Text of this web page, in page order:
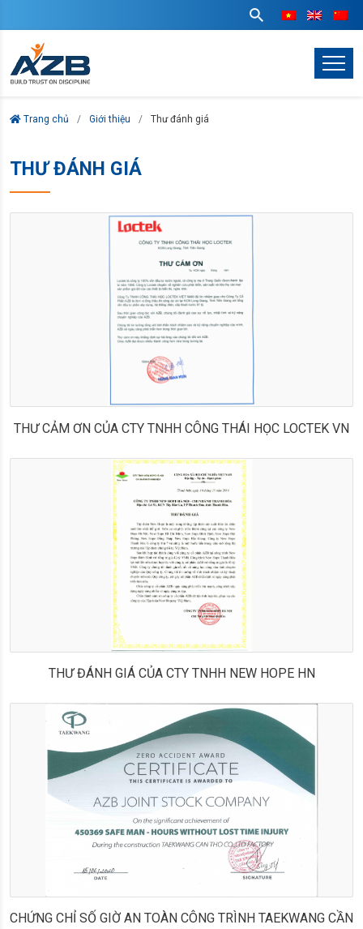
Trang chủ Giới thiệu Thư đánh giá
THƯ ĐÁNH GIÁ
THƯ CẢM ƠN CỦA CTY TNHH CÔNG THÁI HỌC LOCTEK VN
THƯ ĐÁNH GIÁ CỦA CTY TNHH NEW HOPE HN
CHỨNG CHỈ SỐ GIỜ AN TOÀN CÔNG TRÌNH TAEKWANG CẦN